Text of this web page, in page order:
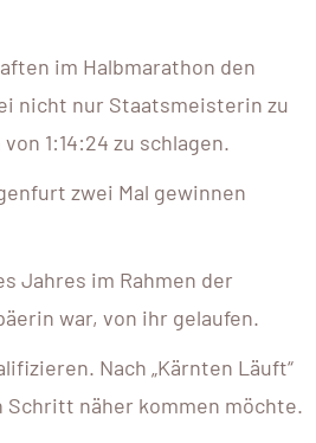
im Halbmarathon den
nicht nur Staatsmeisterin zu
1:14:24 zu schlagen.
zwei Mal gewinnen
Jahres im Rahmen der
war, von ihr gelaufen.
Nach „Kärnten Läuft“
Schritt näher kommen möchte.